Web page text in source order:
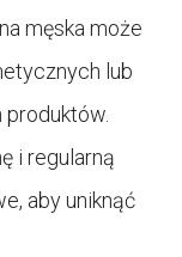
męska może
lub
i regularną
aby uniknąć